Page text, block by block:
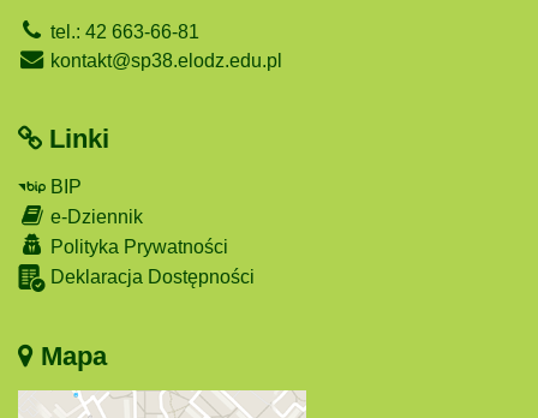
tel.: 42 663-66-81
kontakt@sp38.elodz.edu.pl
Linki
BIP
e-Dziennik
Polityka Prywatności
Deklaracja Dostępności
Mapa